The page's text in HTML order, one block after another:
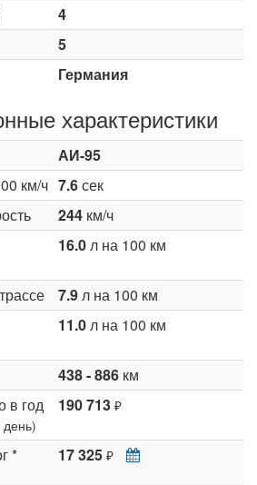
4
5
Германия
характеристики
АИ-95
км/ч 7.6сек
244 км/ч
16.0л на 100 км
7.9л на 100 км
11.0л на 100 км
438 - 886 км
в год
190 713 ₽
* 17 325 ₽